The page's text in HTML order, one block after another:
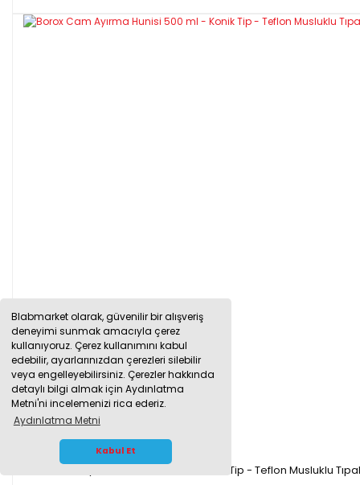
Blabmarket olarak, güvenilir bir alışveriş
deneyimi sunmak amacıyla çerez
kullanıyoruz. Çerez kullanımını kabul
edebilir, ayarlarınızdan çerezleri silebilir
veya engelleyebilirsiniz. Çerezler hakkında
detaylı bilgi almak için Aydınlatma
Metni'ni incelemenizi rica ederiz.
Aydınlatma Metni
Kabul Et
Borox Cam Ayırma Hunisi 500 ml - Konik Tip - Teflon Musluklu
WHATSAPP İLETİŞİM